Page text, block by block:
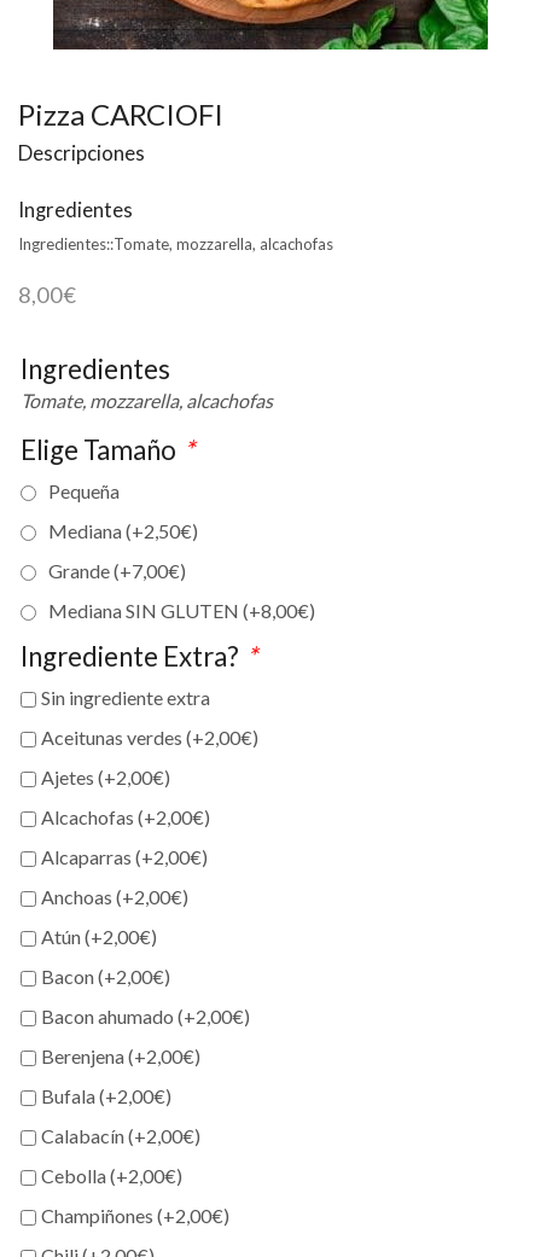
Pizza CARCIOFI
Descripciones
Ingredientes
Ingredientes::Tomate, mozzarella, alcachofas
8,00€
Ingredientes
Tomate, mozzarella, alcachofas
Elige Tamaño *
Pequeña
Mediana (+2,50€)
Grande (+7,00€)
Mediana SIN GLUTEN (+8,00€)
Ingrediente Extra? *
Sin ingrediente extra
Aceitunas verdes (+2,00€)
Ajetes (+2,00€)
Alcachofas (+2,00€)
Alcaparras (+2,00€)
Anchoas (+2,00€)
Atún (+2,00€)
Bacon (+2,00€)
Bacon ahumado (+2,00€)
Berenjena (+2,00€)
Bufala (+2,00€)
Calabacín (+2,00€)
Cebolla (+2,00€)
Champiñones (+2,00€)